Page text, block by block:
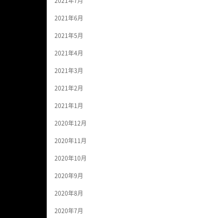
2021年6月
2021年5月
2021年4月
2021年3月
2021年2月
2021年1月
2020年12月
2020年11月
2020年10月
2020年9月
2020年8月
2020年7月